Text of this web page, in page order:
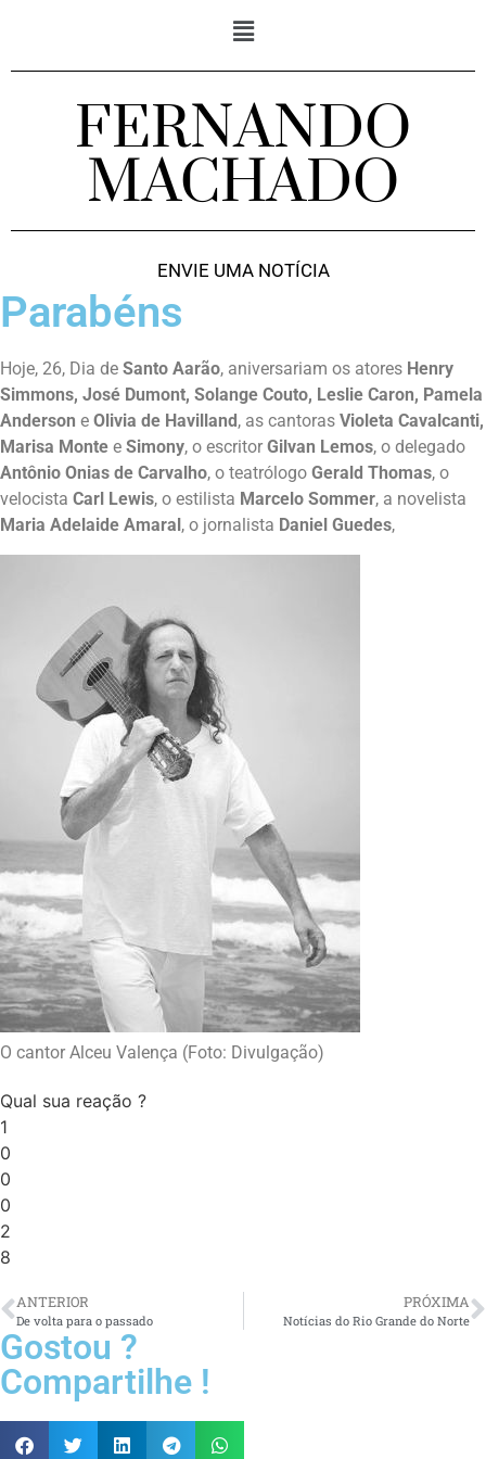
FERNANDO
MACHADO
ENVIE UMA NOTÍCIA
Parabéns
Hoje, 26, Dia de Santo Aarão, aniversariam os atores Henry
Simmons, José Dumont, Solange Couto, Leslie Caron, Pamela
Anderson e Olivia de Havilland , as cantoras Violeta Cavalcanti,
Marisa Monte e Simony, o escritor Gilvan Lemos, o delegado
Antônio Onias de Carvalho, o teatrólogo Gerald Thomas, o
velocista Carl Lewis, o estilista Marcelo Sommer, a novelista
Maria Adelaide Amaral , o jornalista Daniel Guedes,
O cantor Alceu Valença (Foto: Divulgação)
Qual sua reação ?
1
0
0
0
2
8
ANTERIOR
De volta para o passado
PRÓXIMA
Notícias do Rio Grande do Norte
Gostou ?
Compartilhe !